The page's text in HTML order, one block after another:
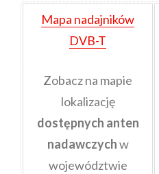
Mapa nadajników
DVB-T
Zobacz na mapie
lokalizację
dostępnych anten
nadawczychw
województwie